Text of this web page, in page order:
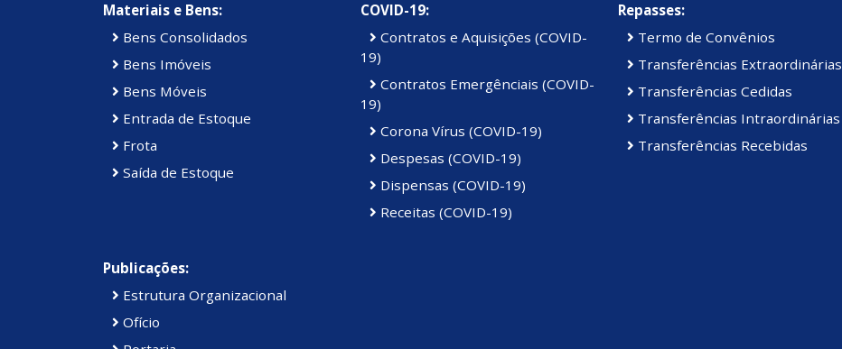
Materiais e Bens:
Bens Consolidados
Bens Imóveis
Bens Móveis
Entrada de Estoque
Frota
Saída de Estoque
COVID-19:
Contratos e Aquisições (COVID-
19)
Contratos Emergênciais (COVID-
19)
Corona Vírus (COVID-19)
Despesas (COVID-19)
Dispensas (COVID-19)
Receitas (COVID-19)
Repasses:
Termo de Convênios
Transferências Extraordinárias
Transferências Cedidas
Transferências Intraordinárias
Transferências Recebidas
Publicações:
Estrutura Organizacional
Ofício